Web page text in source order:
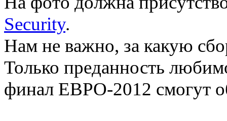
Security.
Нам не важно, за какую
Только преданность
финал ЕВРО-2012 смогут